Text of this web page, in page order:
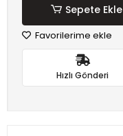
Sepete Ekle
Favorilerime ekle
Hızlı Gönderi